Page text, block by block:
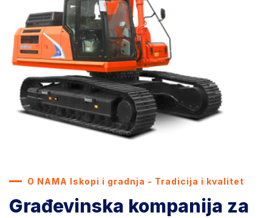
O NAMA Iskopi i gradnja - Tradicija i kvalitet
Građevinska kompanija za